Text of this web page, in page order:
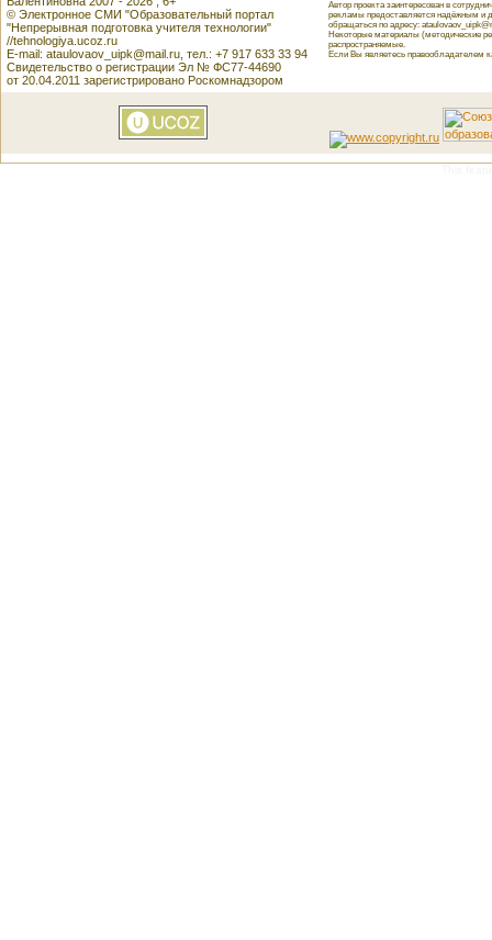
© Электронное СМИ "Образовательный портал
"Непрерывная подготовка учителя технологии"
//tehnologiya.ucoz.ru
E-mail: ataulovaov_uipk@mail.ru, тел.: +7 917 633 33 94
Свидетельство о регистрации Эл № ФС77-44690
от 20.04.2011 зарегистрировано Роскомнадзором
Автор проекта заинтересован в
рекламы предоставляется надёжным и
обращаться по адресу:
Некоторые материалы (методические
распространяемые.
Если Вы являетесь правообладателем